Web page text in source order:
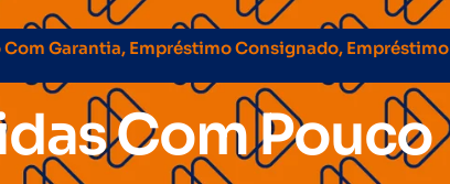
Garantia, Empréstimo Consignado, Empréstimo
Com Pouco